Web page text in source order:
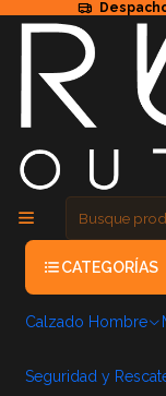
CATEGORÍAS
Calzado Hombre
Seguridad y